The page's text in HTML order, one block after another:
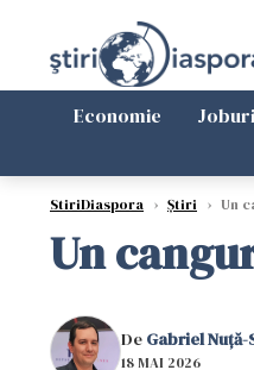
Economie Joburi
StiriDiaspora › Știri › Un
Un
De Gabriel
18 MAI 2026